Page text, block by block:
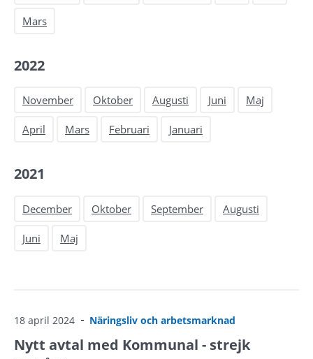
Mars
2022
November Oktober Augusti Juni Maj
April Mars Februari Januari
2021
December Oktober September Augusti
Juni Maj
18 april 2024 Näringsliv och arbetsmarknad
Nytt avtal med Kommunal - strejk